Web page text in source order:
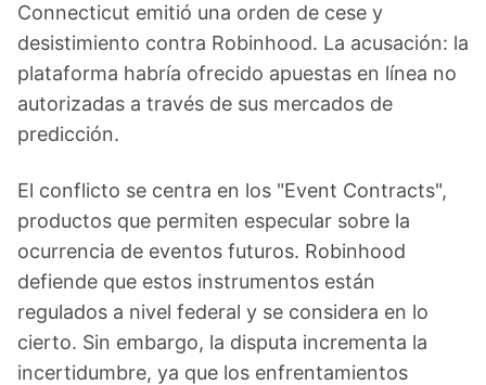
Connecticut emitió una orden de cese y
desistimiento contra Robinhood. La acusación: la
plataforma habría ofrecido apuestas en línea no
autorizadas a través de sus mercados de
predicción.
El conflicto se centra en los "Event Contracts",
productos que permiten especular sobre la
ocurrencia de eventos futuros. Robinhood
defiende que estos instrumentos están
regulados a nivel federal y se considera en lo
cierto. Sin embargo, la disputa incrementa la
incertidumbre, ya que los enfrentamientos